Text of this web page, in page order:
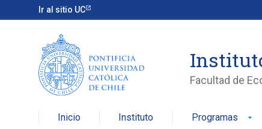
Ir al sitio UC
Facultad de
Inicio Instituto Programas arrow_drop_down